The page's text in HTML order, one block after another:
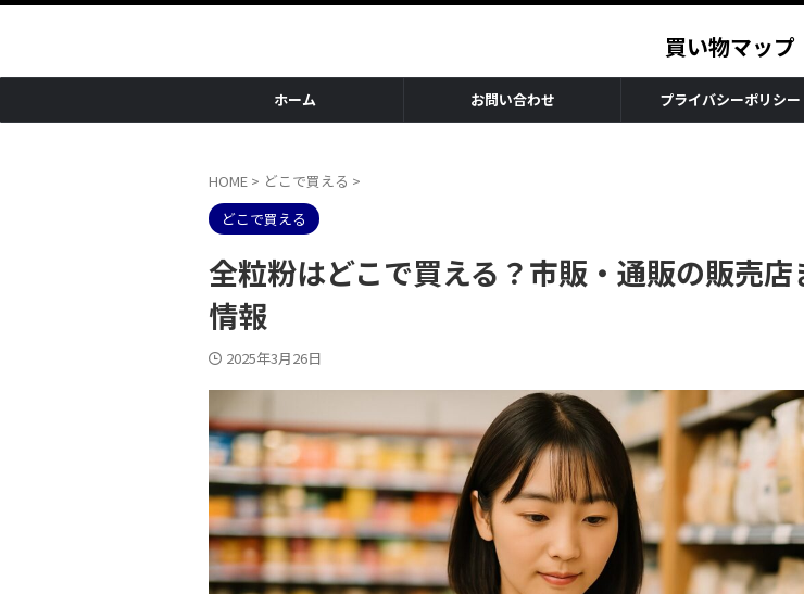
買い物マップ
ホーム お問い合わせ プライバシーポリシー
HOME > どこで買える >
どこで買える
全粒粉はどこで買える？市販・通販の販売店
情報
2025年3月26日